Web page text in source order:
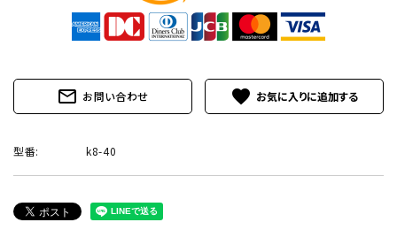
mail_outline お問い合わせ favorite
型番: k8-40